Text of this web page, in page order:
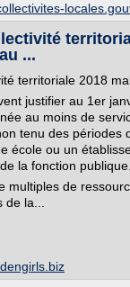
...
territoriale 2018
justifier au 1er
au moins de
tenu des périodes
école ou un
la fonction publique.
multiples de
la...